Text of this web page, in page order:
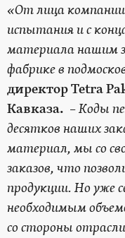
«От лица
испытания и с
материала нашим
фабрике в
директорTetra
Кавказа. –Коды
десятков наших
материал, мы со
заказов, что
продукции. Но уже
необходимым
со стороны